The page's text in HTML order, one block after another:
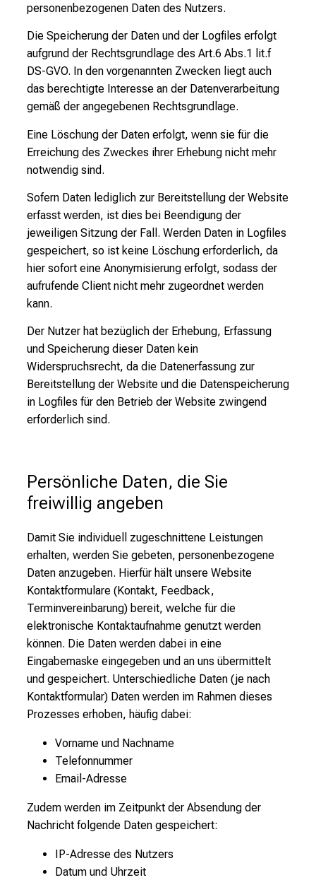
personenbezogenen Daten des Nutzers.
Die Speicherung der Daten und der Logfiles erfolgt
aufgrund der Rechtsgrundlage des Art.6 Abs.1 lit.f
DS-GVO. In den vorgenannten Zwecken liegt auch
das berechtigte Interesse an der Datenverarbeitung
gemäß der angegebenen Rechtsgrundlage.
Eine Löschung der Daten erfolgt, wenn sie für die
Erreichung des Zweckes ihrer Erhebung nicht mehr
notwendig sind.
Sofern Daten lediglich zur Bereitstellung der Website
erfasst werden, ist dies bei Beendigung der
jeweiligen Sitzung der Fall. Werden Daten in Logfiles
gespeichert, so ist keine Löschung erforderlich, da
hier sofort eine Anonymisierung erfolgt, sodass der
aufrufende Client nicht mehr zugeordnet werden
kann.
Der Nutzer hat bezüglich der Erhebung, Erfassung
und Speicherung dieser Daten kein
Widerspruchsrecht, da die Datenerfassung zur
Bereitstellung der Website und die Datenspeicherung
in Logfiles für den Betrieb der Website zwingend
erforderlich sind.
Persönliche Daten, die Sie
freiwillig angeben
Damit Sie individuell zugeschnittene Leistungen
erhalten, werden Sie gebeten, personenbezogene
Daten anzugeben. Hierfür hält unsere Website
Kontaktformulare (Kontakt, Feedback,
Terminvereinbarung) bereit, welche für die
elektronische Kontaktaufnahme genutzt werden
können. Die Daten werden dabei in eine
Eingabemaske eingegeben und an uns übermittelt
und gespeichert. Unterschiedliche Daten (je nach
Kontaktformular) Daten werden im Rahmen dieses
Prozesses erhoben, häufig dabei:
Vorname und Nachname
Telefonnummer
Email-Adresse
Zudem werden im Zeitpunkt der Absendung der
Nachricht folgende Daten gespeichert:
IP-Adresse des Nutzers
Datum und Uhrzeit